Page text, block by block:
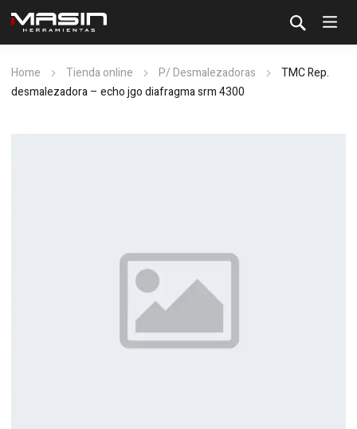
Home Tienda online P/ Desmalezadoras
TMC Rep.
desmalezadora – echo jgo diafragma srm 4300